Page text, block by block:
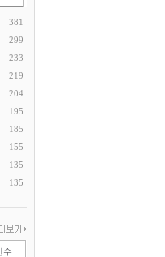
381
299
233
219
204
195
185
155
135
135
수